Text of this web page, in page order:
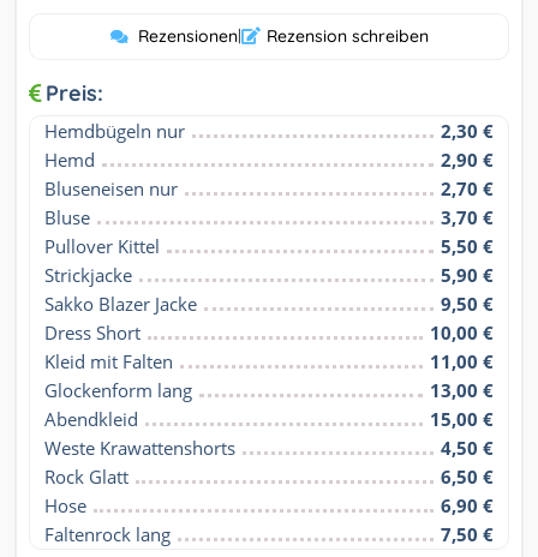
Rezensionen| Rezension schreiben
Preis:
Hemdbügeln nur
2,30 €
Hemd
2,90 €
Bluseneisen nur
2,70 €
Bluse
3,70 €
Pullover Kittel
5,50 €
Strickjacke
5,90 €
Sakko Blazer Jacke
9,50 €
Dress Short
10,00 €
Kleid mit Falten
11,00 €
Glockenform lang
13,00 €
Abendkleid
15,00 €
Weste Krawattenshorts
4,50 €
Rock Glatt
6,50 €
Hose
6,90 €
Faltenrock lang
7,50 €